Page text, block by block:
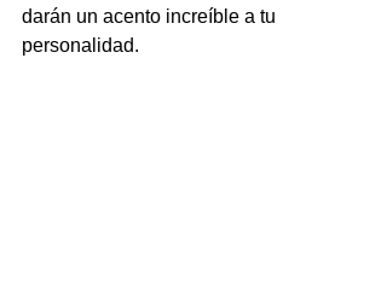
darán un acento increíble a tu
personalidad.